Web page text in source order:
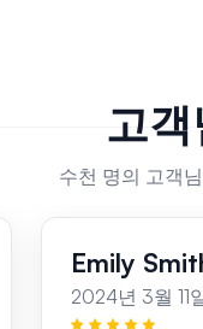
고
수천 명의 고객
Emily
2024년 3월 11